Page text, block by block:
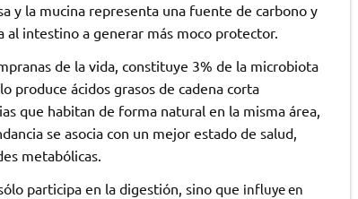
y la mucina representa una fuente de carbono y
intestino a generar más moco protector.
de la vida, constituye 3% de la microbiota
produce ácidos grasos de cadena corta
que habitan de forma natural en la misma área,
se asocia con un mejor estado de salud,
metabólicas.
participa en la digestión, sino que influye en